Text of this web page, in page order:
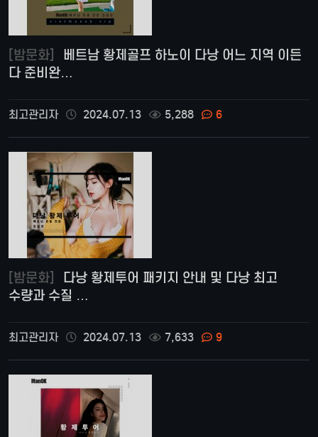
[밤문화]
다 준비완…
최고관리자 2024.07.13 5,288 6
[밤문화]
수량과 수질 …
최고관리자 2024.07.13 7,633 9